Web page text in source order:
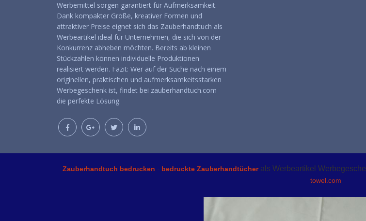
Werbemittel sorgen garantiert für Aufmerksamkeit.
Dank kompakter Größe, kreativer Formen und
attraktiver Preise eignet sich das Zauberhandtuch als
Werbeartikel ideal für Unternehmen, die sich von der
Konkurrenz abheben möchten. Bereits ab kleinen
Stückzahlen können individuelle Produktionen
realisiert werden. Fazit: Wer auf der Suche nach einem
originellen, praktischen und aufmerksamkeitsstarken
Werbegeschenk ist, findet bei zauberhandtuch.com
die perfekte Lösung.
Zauberhandtuch bedrucken - bedruckte Zauberhandtücherals Werbeartikel
towel.com